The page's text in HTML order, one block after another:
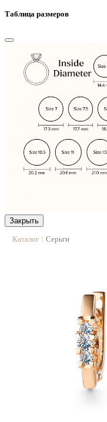
Таблица размеров
Закрыть
Каталог | Серьги